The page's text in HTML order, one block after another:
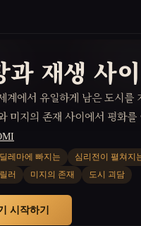
과 재생 사이
계에서 유일하게 남은 도시를
미지의 존재 사이에서 평화
레마에 빠지는 심리전이 펼쳐지
러
미지의 존재 도시 괴담
시작하기